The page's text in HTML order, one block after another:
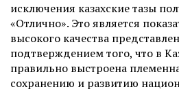
исключения казахские тазы
«Отлично». Это является
высокого качества
подтверждением того, что в
правильно выстроена
сохранению и развитию